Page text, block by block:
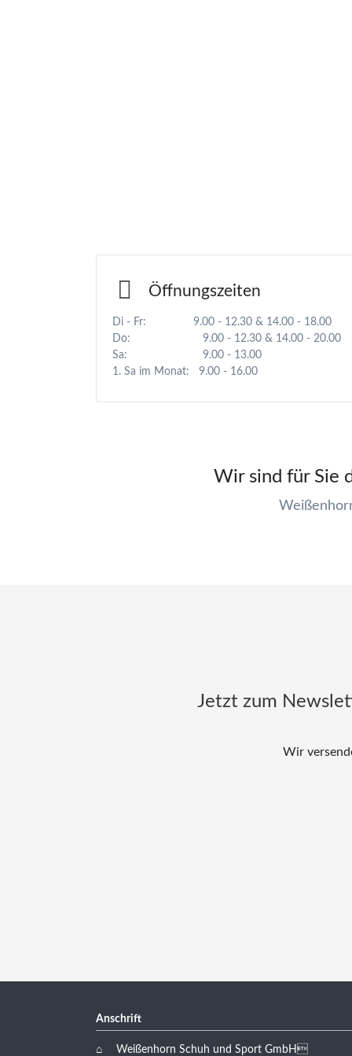
Öffnungszeiten
Di - Fr: 9.00 - 12.30 & 14.00 - 18.00
Do: 9.00 - 12.30 & 14.00 - 20.00
Sa: 9.00 - 13.00
1. Sa im Monat: 9.00 - 16.00
Wir sind für Sie
Jetzt zum
Wir
Anschrift
Weißenhorn Schuh und Sport GmbH